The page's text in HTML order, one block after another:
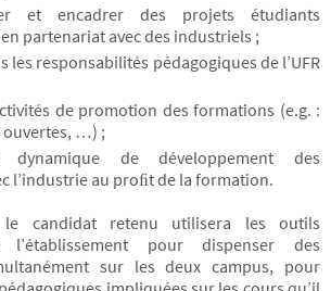
et encadrer des projets étudiants
partenariat avec des industriels ;
les responsabilités pédagogiques de l’UFR
de promotion des formations (e.g. :
ouvertes, …) ;
dynamique de développement des
l’industrie au proﬁt de la formation.
candidat retenu utilisera les outils
l’établissement pour dispenser des
sur les deux campus, pour